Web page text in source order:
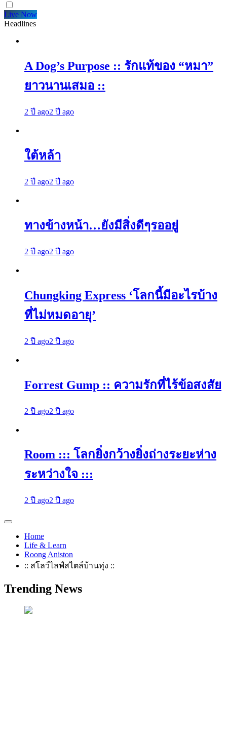
สำหรับ:
Live Now
Headlines
A Dog’s Purpose :: รักแท้ของ “หมา”
ยาวนานเสมอ ::
2 ปี ago2 ปี ago
ใต้หล้า
2 ปี ago2 ปี ago
ทางข้างหน้า…ยังมีสิ่งดีๆรออยู่
2 ปี ago2 ปี ago
Chungking Express ‘โลกนี้มีอะไรบ้าง
ที่ไม่หมดอายุ’
2 ปี ago2 ปี ago
Forrest Gump :: ความรักที่ไร้ข้อสงสัย
2 ปี ago2 ปี ago
Room ::: โลกยิ่งกว้างยิ่งถ่างระยะห่าง
ระหว่างใจ :::
2 ปี ago2 ปี ago
Home
Life & Learn
Roong Aniston
:: สโลว์ไลฟ์สไตล์บ้านทุ่ง ::
Trending News